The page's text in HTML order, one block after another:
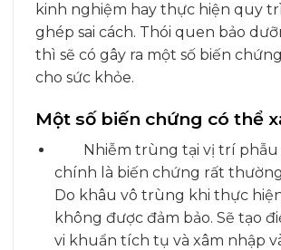
kinh nghiệm hay thực hiện quy
ghép sai cách. Thói quen bảo
thì sẽ có gây ra một số biến
cho sức khỏe.
Một số biến chứng có thể
Nhiễm trùng tại vị trí
chính là biến chứng rất
Do khâu vô trùng khi thực
không được đảm bảo. Sẽ tạo
vi khuẩn tích tụ và xâm nhập